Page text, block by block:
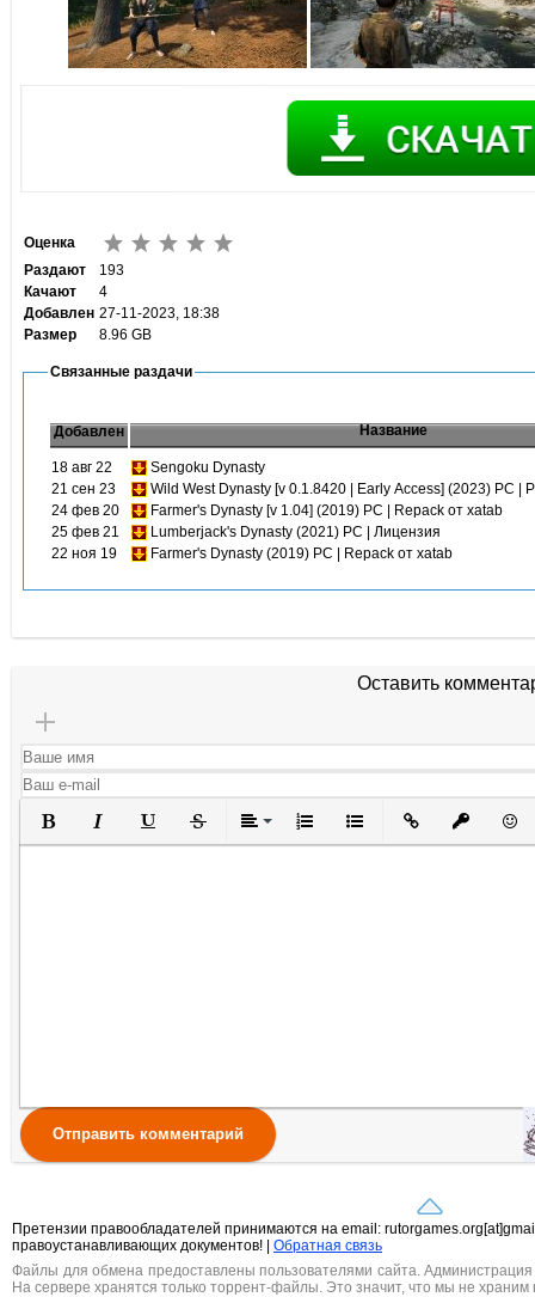
Оценка
Раздают
193
Качают
4
Добавлен 27-11-2023, 18:38
Размер
8.96 GB
Связанные раздачи
Добавлен Название
18 авг 22
Sengoku Dynasty
21 сен 23
Wild West Dynasty [v 0.1.8420 | Early Access] (2023) PC |
24 фев 20
Farmer's Dynasty [v 1.04] (2019) PC | Repack от xatab
25 фев 21
Lumberjack's Dynasty (2021) PC | Лицензия
22 ноя 19
Farmer's Dynasty (2019) PC | Repack от xatab
Оставить
Полужирный
КурсивПодчеркнутый
ЗачеркнутыйВыравнивание
Нумерованный список
Маркированный список
Вставить ссылку
Вставить
Отправить комментарий
Претензии правообладателей принимаются на email:
правоустанавливающих документов! |
Обратная связь
Файлы для обмена предоставлены пользователями сайта. Администрация
На сервере хранятся только торрент-файлы. Это значит, что мы не